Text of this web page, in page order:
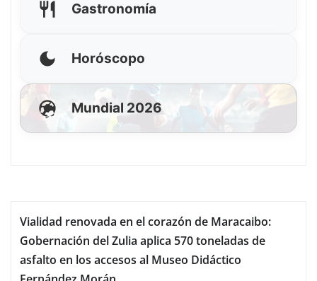
Gastronomía
Horóscopo
Mundial 2026
Vialidad renovada en el corazón de Maracaibo:
Gobernación del Zulia aplica 570 toneladas de
asfalto en los accesos al Museo Didáctico